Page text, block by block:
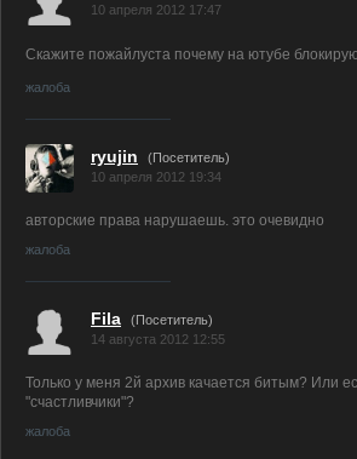
10 апреля 2012 17:47
Скажите пожайлуста почему на ютубе
жалоба
ryujin
(Посетитель)
10 апреля 2012 19:34
авторские права нарушаешь. это очевидно
жалоба
Fila
(Посетитель)
14 августа 2012 12:55
Только у меня 2й архив качается битым? Или
"счастливчики"?
жалоба